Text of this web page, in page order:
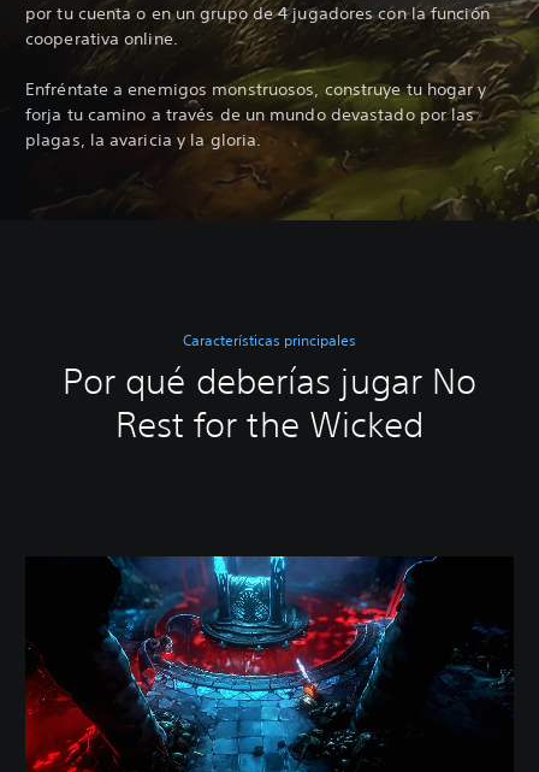
por tu cuenta o en un grupo de 4 jugadores con la función
cooperativa online.
Enfréntate a enemigos monstruosos, construye tu hogar y
forja tu camino a través de un mundo devastado por las
plagas, la avaricia y la gloria.
Características principales
Por qué deberías jugar No
Rest for the Wicked